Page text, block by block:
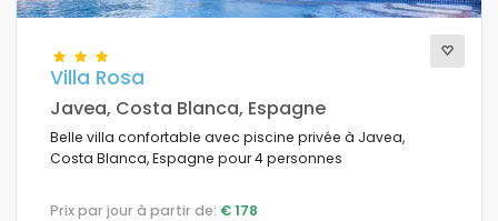
Distances
Villa Rosa
Javea, Costa Blanca, Espagne
Belle villa confortable avec piscine privée à Javea,
Costa Blanca, Espagne pour 4 personnes
Prix par jour à partir de: € 178